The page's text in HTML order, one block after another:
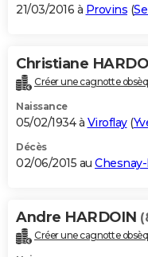
21/03/2016 à Provins (
Christiane
Créer une cagnotte
Naissance
05/02/1934 à Viroflay(
Décès
02/06/2015 au
Andre HARDOIN
Créer une cagnotte